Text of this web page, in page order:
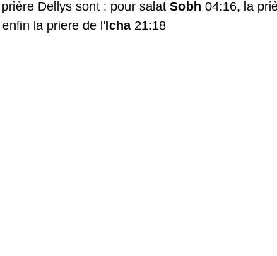
Dellys sont : pour salat Sobh 04:16, la
la priere de l'Icha 21:18